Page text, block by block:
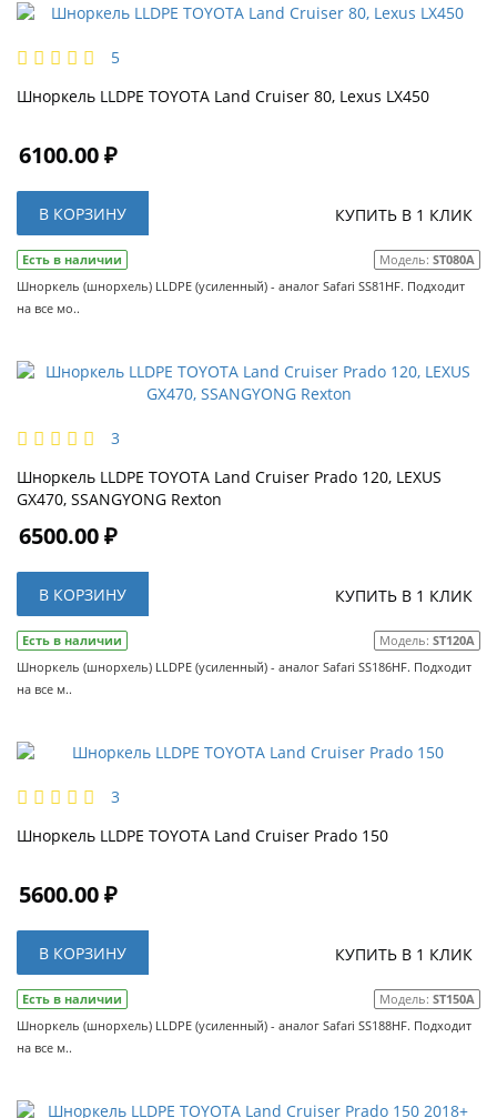
5
Шноркель LLDPE TOYOTA Land Cruiser 80, Lexus LX450
6100.00 ₽
В КОРЗИНУ КУПИТЬ В 1 КЛИК
Есть в наличии Модель: ST080A
Шноркель (шнорхель) LLDPE (усиленный) - аналог Safari SS81HF. Подходит
на все мо..
3
Шноркель LLDPE TOYOTA Land Cruiser Prado 120, LEXUS
GX470, SSANGYONG Rexton
6500.00 ₽
В КОРЗИНУ КУПИТЬ В 1 КЛИК
Есть в наличии Модель: ST120A
Шноркель (шнорхель) LLDPE (усиленный) - аналог Safari SS186HF. Подходит
на все м..
3
Шноркель LLDPE TOYOTA Land Cruiser Prado 150
5600.00 ₽
В КОРЗИНУ КУПИТЬ В 1 КЛИК
Есть в наличии Модель: ST150A
Шноркель (шнорхель) LLDPE (усиленный) - аналог Safari SS188HF. Подходит
на все м..